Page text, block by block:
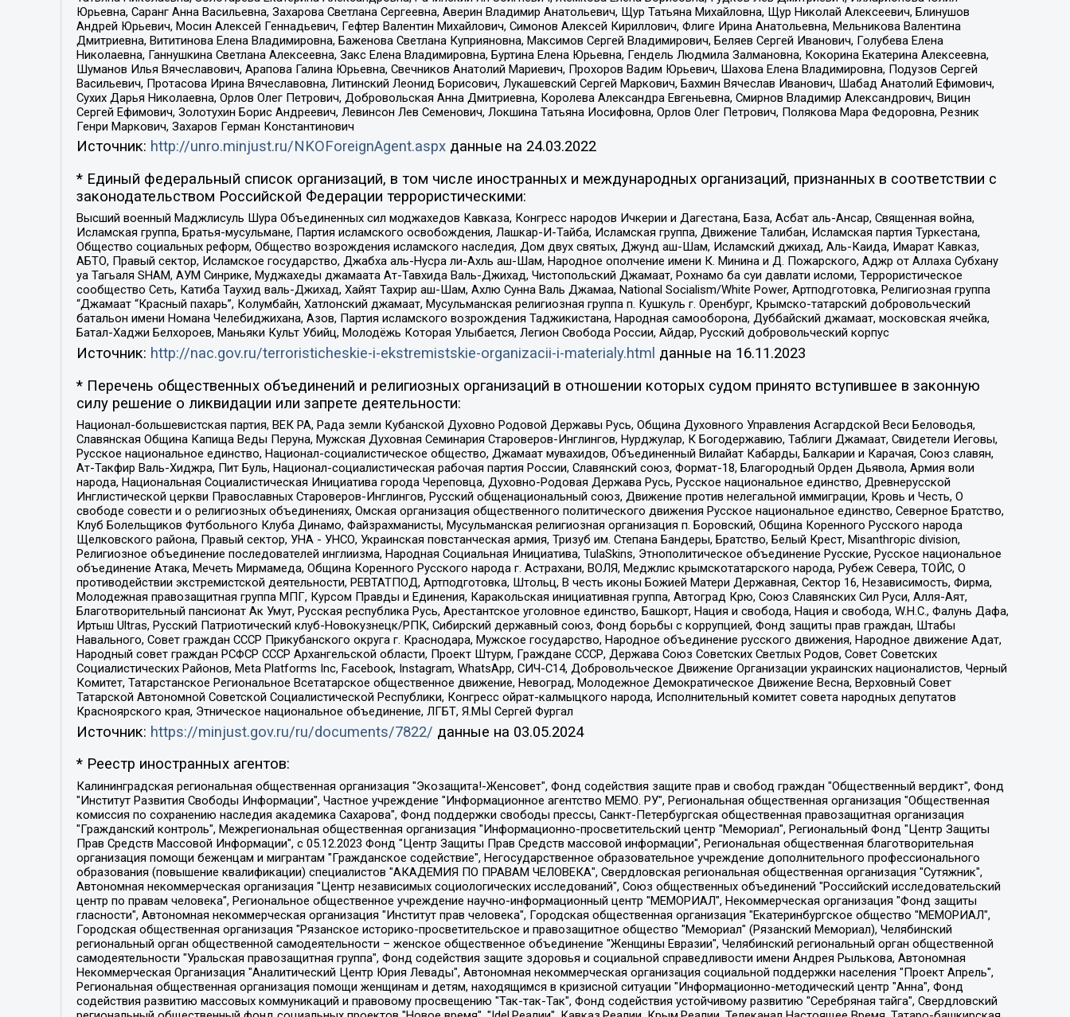
Юрьевна, Саранг Анна Васильевна, Захарова Светлана Сергеевна, Аверин Владимир Анатольевич, Щур Татьяна Михайловна, Щур Николай Алексеевич, Блинушов
Андрей Юрьевич, Мосин Алексей Геннадьевич, Гефтер Валентин Михайлович, Симонов Алексей Кириллович, Флиге Ирина Анатольевна, Мельникова Валентина
Дмитриевна, Вититинова Елена Владимировна, Баженова Светлана Куприяновна, Максимов Сергей Владимирович, Беляев Сергей Иванович, Голубева Елена
Николаевна, Ганнушкина Светлана Алексеевна, Закс Елена Владимировна, Буртина Елена Юрьевна, Гендель Людмила Залмановна, Кокорина Екатерина Алексеевна,
Шуманов Илья Вячеславович, Арапова Галина Юрьевна, Свечников Анатолий Мариевич, Прохоров Вадим Юрьевич, Шахова Елена Владимировна, Подузов Сергей
Васильевич, Протасова Ирина Вячеславовна, Литинский Леонид Борисович, Лукашевский Сергей Маркович, Бахмин Вячеслав Иванович, Шабад Анатолий Ефимович,
Сухих Дарья Николаевна, Орлов Олег Петрович, Добровольская Анна Дмитриевна, Королева Александра Евгеньевна, Смирнов Владимир Александрович, Вицин
Сергей Ефимович, Золотухин Борис Андреевич, Левинсон Лев Семенович, Локшина Татьяна Иосифовна, Орлов Олег Петрович, Полякова Мара Федоровна, Резник
Генри Маркович, Захаров Герман Константинович
Источник: http://unro.minjust.ru/NKOForeignAgent.aspxданные на 24.03.2022
* Единый федеральный список организаций, в том числе иностранных и международных организаций, признанных в соответствии с
законодательством Российской Федерации террористическими:
Высший военный Маджлисуль Шура Объединенных сил моджахедов Кавказа, Конгресс народов Ичкерии и Дагестана, База, Асбат аль-Ансар, Священная война,
Исламская группа, Братья-мусульмане, Партия исламского освобождения, Лашкар-И-Тайба, Исламская группа, Движение Талибан, Исламская партия Туркестана,
Общество социальных реформ, Общество возрождения исламского наследия, Дом двух святых, Джунд аш-Шам, Исламский джихад, Аль-Каида, Имарат Кавказ,
АБТО, Правый сектор, Исламское государство, Джабха аль-Нусра ли-Ахль аш-Шам, Народное ополчение имени К. Минина и Д. Пожарского, Аджр от Аллаха Субхану
уа Тагьаля SHAM, АУМ Синрике, Муджахеды джамаата Ат-Тавхида Валь-Джихад, Чистопольский Джамаат, Рохнамо ба суи давлати исломи, Террористическое
сообщество Сеть, Катиба Таухид валь-Джихад, Хайят Тахрир аш-Шам, Ахлю Сунна Валь Джамаа, National Socialism/White Power, Артподготовка, Религиозная группа
“Джамаат “Красный пахарь”, Колумбайн, Хатлонский джамаат, Мусульманская религиозная группа п. Кушкуль г. Оренбург, Крымско-татарский добровольческий
батальон имени Номана Челебиджихана, Азов, Партия исламского возрождения Таджикистана, Народная самооборона, Дуббайский джамаат, московская ячейка,
Батал-Хаджи Белхороев, Маньяки Культ Убийц, Молодёжь Которая Улыбается, Легион Свобода России, Айдар, Русский добровольческий корпус
Источник: http://nac.gov.ru/terroristicheskie-i-ekstremistskie-organizacii-i-materialy.html данные на 16.11.2023
* Перечень общественных объединений и религиозных организаций в отношении которых судом принято вступившее в законную
силу решение о ликвидации или запрете деятельности:
Национал-большевистская партия, ВЕК РА, Рада земли Кубанской Духовно Родовой Державы Русь, Община Духовного Управления Асгардской Веси Беловодья,
Славянская Община Капища Веды Перуна, Мужская Духовная Семинария Староверов-Инглингов, Нурджулар, К Богодержавию, Таблиги Джамаат, Свидетели Иеговы,
Русское национальное единство, Национал-социалистическое общество, Джамаат мувахидов, Объединенный Вилайат Кабарды, Балкарии и Карачая, Союз славян,
Ат-Такфир Валь-Хиджра, Пит Буль, Национал-социалистическая рабочая партия России, Славянский союз, Формат-18, Благородный Орден Дьявола, Армия воли
народа, Национальная Социалистическая Инициатива города Череповца, Духовно-Родовая Держава Русь, Русское национальное единство, Древнерусской
Инглистической церкви Православных Староверов-Инглингов, Русский общенациональный союз, Движение против нелегальной иммиграции, Кровь и Честь, О
свободе совести и о религиозных объединениях, Омская организация общественного политического движения Русское национальное единство, Северное Братство,
Клуб Болельщиков Футбольного Клуба Динамо, Файзрахманисты, Мусульманская религиозная организация п. Боровский, Община Коренного Русского народа
Щелковского района, Правый сектор, УНА - УНСО, Украинская повстанческая армия, Тризуб им. Степана Бандеры, Братство, Белый Крест, Misanthropic division,
Религиозное объединение последователей инглиизма, Народная Социальная Инициатива, TulaSkins, Этнополитическое объединение Русские, Русское национальное
объединение Атака, Мечеть Мирмамеда, Община Коренного Русского народа г. Астрахани, ВОЛЯ, Меджлис крымскотатарского народа, Рубеж Севера, ТОЙС, О
противодействии экстремистской деятельности, РЕВТАТПОД, Артподготовка, Штольц, В честь иконы Божией Матери Державная, Сектор 16, Независимость, Фирма,
Молодежная правозащитная группа МПГ, Курсом Правды и Единения, Каракольская инициативная группа, Автоград Крю, Союз Славянских Сил Руси, Алля-Аят,
Благотворительный пансионат Ак Умут, Русская республика Русь, Арестантское уголовное единство, Башкорт, Нация и свобода, Нация и свобода, W.H.С., Фалунь Дафа,
Иртыш Ultras, Русский Патриотический клуб-Новокузнецк/РПК, Сибирский державный союз, Фонд борьбы с коррупцией, Фонд защиты прав граждан, Штабы
Навального, Совет граждан СССР Прикубанского округа г. Краснодара, Мужское государство, Народное объединение русского движения, Народное движение Адат,
Народный совет граждан РСФСР СССР Архангельской области, Проект Штурм, Граждане СССР, Держава Союз Советских Светлых Родов, Совет Советских
Социалистических Районов, Meta Platforms Inc, Facebook, Instagram, WhatsApp, СИЧ-С14, Добровольческое Движение Организации украинских националистов, Черный
Комитет, Татарстанское Региональное Всетатарское общественное движение, Невоград, Молодежное Демократическое Движение Весна, Верховный Совет
Татарской Автономной Советской Социалистической Республики, Конгресс ойрат-калмыцкого народа, Исполнительный комитет совета народных депутатов
Красноярского края, Этническое национальное объединение, ЛГБТ, Я.МЫ Сергей Фургал
Источник: https://minjust.gov.ru/ru/documents/7822/ данные на 03.05.2024
* Реестр иностранных агентов:
Калининградская региональная общественная организация "Экозащита!-Женсовет", Фонд содействия защите прав и свобод граждан "Общественный вердикт", Фонд "Институт Развития Свободы Информации", Частное учреждение "Информационное агентство МЕМО. РУ", Региональная общественная организация "Общественная комиссия по сохранению наследия академика Сахарова", Фонд поддержки свободы прессы, Санкт-Петербургская общественная правозащитная организация "Гражданский контроль", Межрегиональная общественная организация "Информационно-просветительский центр "Мемориал", Региональный Фонд "Центр Защиты Прав Средств Массовой Информации", с 05.12.2023 Фонд "Центр Защиты Прав Средств массовой информации", Региональная общественная благотворительная организация помощи беженцам и мигрантам "Гражданское содействие", Негосударственное образовательное учреждение дополнительного профессионального образования (повышение квалификации) специалистов "АКАДЕМИЯ ПО ПРАВАМ ЧЕЛОВЕКА", Свердловская региональная общественная организация "Сутяжник", Автономная некоммерческая организация "Центр независимых социологических исследований", Союз общественных объединений "Российский исследовательский центр по правам человека", Региональное общественное учреждение научно-информационный центр "МЕМОРИАЛ", Некоммерческая организация "Фонд защиты гласности", Автономная некоммерческая организация "Институт прав человека", Городская общественная организация "Екатеринбургское общество "МЕМОРИАЛ", Городская общественная организация "Рязанское историко-просветительское и правозащитное общество "Мемориал" (Рязанский Мемориал), Челябинский региональный орган общественной самодеятельности – женское общественное объединение "Женщины Евразии", Челябинский региональный орган общественной самодеятельности "Уральская правозащитная группа", Фонд содействия защите здоровья и социальной справедливости имени Андрея Рылькова, Автономная Некоммерческая Организация "Аналитический Центр Юрия Левады", Автономная некоммерческая организация социальной поддержки населения "Проект Апрель", Региональная общественная организация помощи женщинам и детям, находящимся в кризисной ситуации "Информационно-методический центр "Анна", Фонд содействия развитию массовых коммуникаций и правовому просвещению "Так-так-Так", Фонд содействия устойчивому развитию "Серебряная тайга", Свердловский региональный общественный фонд социальных проектов "Новое время", "Idel.Реалии", Кавказ.Реалии, Крым.Реалии, Телеканал Настоящее Время, Татаро-башкирская служба Радио Свобода (Azatliq Radiosi), Радио Свободная Европа/Радио Свобода (PCE/PC), "Сибирь.Реалии", "Фактограф", Благотворительный фонд помощи осужденным и их семьям, Автономная некоммерческая организация "Институт глобализации и социальных движений", Фонд "В защиту прав заключенных", Частное учреждение "Центр поддержки и содействия развитию средств массовой информации", Пензенский региональный общественный благотворительный фонд "Гражданский союз", "Север.Реалии", Некоммерческая организация Фонд "Правовая инициатива", Общество с ограниченной ответственностью "Радио Свободная Европа/Радио Свобода", Чешское информационное агентство "MEDIUM-ORIENT", Красноярская региональная общественная организация "Мы против СПИДа", Камалягин Денис Николаевич, Маркелов Сергей Евгеньевич, Пономарев Лев Александрович, Савицкая Людмила Алексеевна, Автономная некоммерческая организация "Центр по работе с проблемой насилия "НАСИЛИЮ.НЕТ", Межрегиональный профессиональный союз работников здравоохранения "Альянс врачей", Юридическое лицо, зарегистрированное в Латвийской Республике, SIA "Medusa Project" (регистрационный номер 40103797863, дата регистрации 10.06.2014), Некоммерческая организация "Фонд по борьбе с коррупцией", Автономная некоммерческая организация "Институт права и публичной политики", Баданин Роман Сергеевич, Гликин Максим Александрович, Железнова Мария Михайловна, Лукьянова Юлия Сергеевна, Маетная Елизавета Витальевна, Маняхин Петр Борисович, Чуракова Ольга Владимировна, Ярош Юлия Петровна, Юридическое лицо "The Insider SIA", зарегистрированное в Риге, Латвийская Республика (дата регистрации 26.06.2015), являющееся администратором доменного имени интернет-издания "The Insider SIA", https://theins.ru, Постернак Алексей Евгеньевич, Рубин Михаил Аркадьевич, Анин Роман Александрович, Юридическое лицо Istories fonds, зарегистрированное в Латвийской Республике (регистрационный номер 50008295751, дата регистрации 24.02.2020), Великовский Дмитрий Александрович, Долинина Ирина Николаевна, Мароховская Алеся Алексеевна, Шлейнов Роман Юрьевич, Шмагун Олеся Валентиновна, Общество с ограниченной ответственностью "Альтаир 2021", Общество с ограниченной ответственностью "Вега 2021", Общество с ограниченной ответственностью "Главный редактор 2021", Общество с ограниченной ответственностью "Ромашки монолит", Важенков Артем Валерьевич, Ивановская областная общественная организация "Центр гендерных исследований", Гурман Юрий Альбертович, Медиапроект "ОВД-Инфо", Егоров Владимир Владимирович, Жилинский Владимир Александрович, Общество с ограниченной ответственностью "ЗП", Иванова София Юрьевна, Карезина Инна Павловна, Кильтау Екатерина Викторовна, Петров Алексей Викторович, Пискунов Сергей Евгеньевич, Смирнов Сергей Сергеевич, Тихонов Михаил Сергеевич, Общество с ограниченной ответственностью "ЖУРНАЛИСТ-ИНОСТРАННЫЙ АГЕНТ", Арапова Галина Юрьевна, Вольтская Татьяна Анатольевна, Американская компания "Mason G.E.S. Anonymous Foundation" (США), являющаяся владельцем интернет-издания https://mnews.world/, Компания "Stichting Bellingcat", зарегистрированная в Нидерландах (дата регистрации 11.07.2018), Захаров Андрей Вячеславович, Клепиковская Екатерина Дмитриевна, Общество с ограниченной ответственностью "МЕМО", Перл Роман Александрович, Симонов Евгений Алексеевич, Соловьева Елена Анатольевна, Сотников Даниил Владимирович, Сурначева Елизавета Дмитриевна, Автономная некоммерческая организация по защите прав человека и информированию населения "Якутия – Наше Мнение", Общество с ограниченной ответственностью "Москоу диджитал медиа", с 26.01.2023 Общество с ограниченной ответственностью "Чайка Белые сады", Ветошкина Валерия Валерьевна, Заговора Максим Александрович, Межрегиональное общественное движение "Российская ЛГБТ - сеть", Оленичев Максим Владимирович, Павлов Иван Юрьевич, Скворцова Елена Сергеевна, Общество с ограниченной ответственностью "Как бы инагент", Кочетков Игорь Викторович, Общество с ограниченной ответственностью "Честные выборы", Еланчик Олег Александрович, Общество с ограниченной ответственностью "Нобелевский призыв", Гималова Регина Эмилевна, Григорьев Андрей Валерьевич, Григорьева Алина Александровна, Ассоциация по содействию защите прав призывников, альтернативнослужащих и военнослужащих "Правозащитная группа "Гражданин.Армия.Право", Хисамова Регина Фаритовна, Автономная некоммерческая организация по реализации социально-правовых программ "Лилит", Дальневосточное общественное движение "Маяк", Санкт-Петербургская ЛГБТ-инициативная группа "Выход", Инициативная группа ЛГБТ+ "Реверс", Алексеев Андрей Викторович, Бекбулатова Таисия Львовна, Беляев Иван Михайлович, Владыкина Елена Сергеевна, Гельман Марат Александрович, Никульшина Вероника Юрьевна, Толоконникова Надежда Андреевна, Шендерович Виктор Анатольевич, Общество с ограниченной ответственностью "Данное сообщение", Общество с ограниченной ответственностью Издательский дом "Новая глава", Айнбиндер Александра Александровна, Московский комьюнити-центр для ЛГБТ+инициатив, Благотворительный фонд развития филантропии, Deutsche Welle (Германия, Kurt-Schumacher-Strasse 3, 53113 Bonn), Борзунова Мария Михайловна, Воробьев Виктор Викторович, Голубева Анна Львовна, Константинова Алла Михайловна, Малкова Ирина Владимировна, Мурадов Мурад Абдулгалимович, Осетинская Елизавета Николаевна, Понасенков Евгений Николаевич, Ганапольский Матвей Юрьевич, Киселев Евгений Алексеевич, Борухович Ирина Григорьевна, Дремин Иван Тимофеевич, Дубровский Дмитрий Викторович, Красноярская региональная общественная организация поддержки и развития альтернативных образовательных технологий и межкультурных коммуникаций "ИНТЕРРА", Маяковская Екатерина Алексеевна, Фейгин Марк Захарович, Филимонов Андрей Викторович, Дзугкоева Регина Николаевна, Доброхотов Роман Александрович, Дудь Юрий Александрович, Елкин Сергей Владимирович, Кругликов Кирилл Игоревич, Сабунаева Мария Леонидовна, Семенов Алексей Владимирович, Шаинян Карен Багратович, Шульман Екатерина Михайловна, Асафьев Артур Валерьевич, Вахштайн Виктор Семенович, Венедиктов Алексей Алексеевич, Лушникова Екатерина Евгеньевна, Волков Леонид Михайлович, Невзоров Александр Глебович, Пархоменко Сергей Борисович, Сироткин Ярослав Николаевич, Кара-Мурза Владимир Владимирович, Баранова Наталья Владимировна, Гозман Леонид Яковлевич, Кагарлицкий Борис Юльевич, Климарев Михаил Валерьевич, Милов Владимир Станиславович, Автономная некоммерческая организация Краснодарский центр современного искусства "Типография", Моргенштерн Алишер Тагирович, Соболь Любовь Эдуардовна, Общество с ограниченной ответственностью "ЛИЗА НОРМ", Каспаров Гарри Кимович, Ходорковский Михаил Борисович, Общество с ограниченной ответственностью "Апрельские тезисы", Данилович Ирина Брониславовна, Кашин Олег Владимирович, Петров Николай Владимирович, Пивоваров Алексей Владимирович, Соколов Михаил Владимирович, Цветкова Юлия Владимировна, Чичваркин Евгений Александрович, Комитет против пыток/Команда против пыток, Общество с ограниченной ответственностью "Первый научный", Общество с ограниченной ответственностью "Вертолет и ко", Белоцерковская Вероника Борисовна, Кац Максим Евгеньевич, Лазарева Татьяна Юрьевна, Шаведдинов Руслан Табризович, Яшин Илья Валерьевич, Общество с ограниченной ответственностью "Иноагент ААВ", Алешковский Дмитрий Петрович, Альбац Евгения Марковна, Быков Дмитрий Львович, Галямина Юлия Евгеньевна, Лойко Сергей Леонидович, Мартынов Кирилл Константинович, Медведев Сергей Александрович, Крашенинников Федор Геннадиевич, Гордеева Катерина Вл